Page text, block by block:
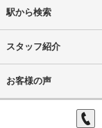
駅から検索
スタッフ紹介
お客様の声